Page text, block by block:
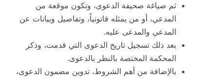
ثم صياغة صحيفة الدعوى، وتكون موقعة من
المدعي، أو من يمثله قانونياً، وتفاصيل وبيانات عن
المدعي والمدعى عليه.
بعد ذلك تسجيل تاريخ الدعوى التي قدمت، وذكر
المحكمة المختصة بالنظر بالدعوى.
بالإضافة من أهم الشروط، تدوين مضمون الدعوى،